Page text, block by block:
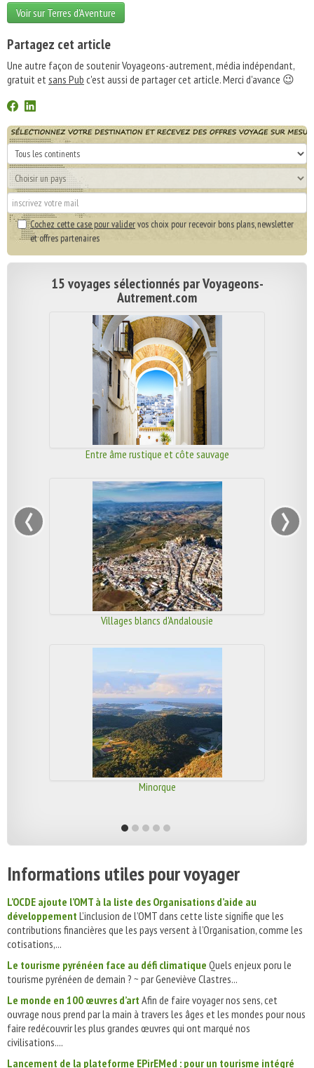
Voir sur Terres d'Aventure
Partagez cet article
Une autre façon de soutenir Voyageons-autrement, média indépendant,
gratuit etsans Pub c'est aussi de partager cet article. Merci d'avance 😉
Cochez cette case pour validervos choix pour recevoir bons plans, newsletter
et offres partenaires
15 voyages sélectionnés par Voyageons-
Autrement.com
Entre âme rustique et côte sauvage
Villages blancs d'Andalousie
Minorque
‹ ›
Informations utiles pour voyager
L’OCDE ajoute l’OMT à la liste des Organisations d’aide au
développement L’inclusion de l’OMT dans cette liste signifie que les
contributions financières que les pays versent à l’Organisation, comme les
cotisations,...
Le tourisme pyrénéen face au défi climatique Quels enjeux poru le
tourisme pyrénéen de demain ? ~ par Geneviève Clastres...
Le monde en 100 œuvres d’art Afin de faire voyager nos sens, cet
ouvrage nous prend par la main à travers les âges et les mondes pour nous
faire redécouvrir les plus grandes œuvres qui ont marqué nos
civilisations....
Lancement de la plateforme EPirEMed : pour un tourisme intégré